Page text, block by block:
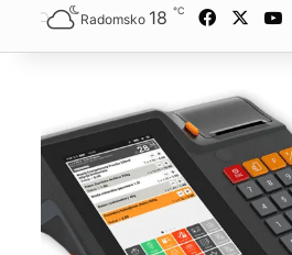
Radomsko 18 ℃ Facebook